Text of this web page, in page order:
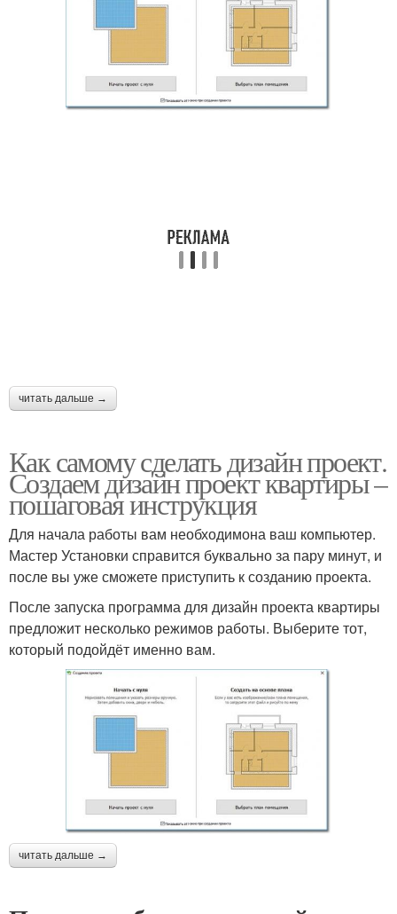
читать дальше →
Как самому сделать дизайн проект.
Создаем дизайн проект квартиры –
пошаговая инструкция
Для начала работы вам необходимона ваш компьютер.
Мастер Установки справится буквально за пару минут, и
после вы уже сможете приступить к созданию проекта.
После запуска программа для дизайн проекта квартиры
предложит несколько режимов работы. Выберите тот,
который подойдёт именно вам.
читать дальше →